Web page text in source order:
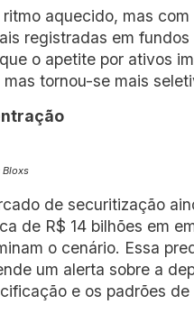
aquecido, mas
registradas em
o apetite por ativos
tornou-se mais
Bloxs
de securitização
de R$ 14 bilhões em
o cenário. Essa
um alerta sobre a
e os padrões